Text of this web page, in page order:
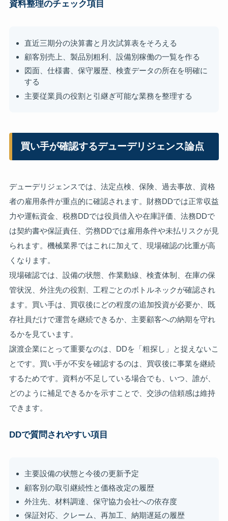
資料整理のチェック項目
直近三期分の決算書と月次試算表をそろえる
顧客別売上、製品別粗利、設備別稼働の一覧を作る
図面、仕様書、保守履歴、検査データの所在を明確に
する
主要従業員の役割と引継ぎ可能な業務を整理する
買い手が確認するデューデリジェンス論点
デューデリジェンスでは、法定点検、保険、過去事故、資格
者の雇用条件が重点的に確認されます。財務DDでは正常収益
力や運転資金、税務DDでは役員借入や在庫評価、法務DDで
は契約書や保証責任、労務DDでは雇用条件や未払リスクが見
られます。機械業界ではこれに加えて、現場確認の比重が高
くなります。
現場確認では、設備の状態、作業動線、検査体制、在庫の保
管状況、外注先の役割、工程ごとのボトルネックが確認され
ます。買い手は、買収後にどの程度の追加投資が必要か、既
存社員だけで運営を継続できるか、主要顧客への納期を守れ
るかを見ています。
譲渡企業にとって重要なのは、DDを「粗探し」と捉えないこ
とです。買い手が不安を確認するのは、買収後に事業を継続
するためです。資料が不足している場合でも、いつ、誰が、
どのように補足できるかを示すことで、交渉の信頼感は維持
できます。
DDで質問されやすい項目
主要設備の状態と今後の更新予定
顧客別の取引継続性と価格改定の履歴
外注先、材料調達、保守協力会社への依存度
保証対応、クレーム、再加工、納期遅延の履歴